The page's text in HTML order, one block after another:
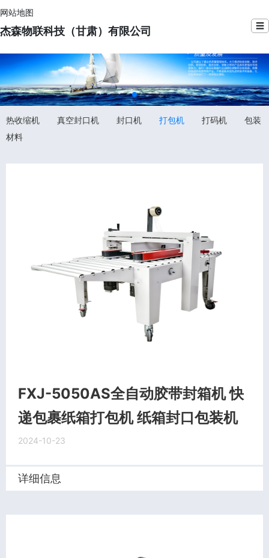
网站地图
杰森物联科技（甘肃）有限公司 ☰
热收缩机 真空封口机 封口机 打包机 打码机
包装
材料
FXJ-5050AS全自动胶带封箱机 快
递包裹纸箱打包机 纸箱封口包装机
2024-10-23
详细信息